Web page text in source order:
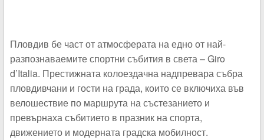
Пловдив бе част от атмосферата на едно от най-
разпознаваемите спортни събития в света – Giro
d’Italia. Престижната колоездачна надпревара събра
пловдивчани и гости на града, които се включиха във
велошествие по маршрута на състезанието и
превърнаха събитието в празник на спорта,
движението и модерната градска мобилност.